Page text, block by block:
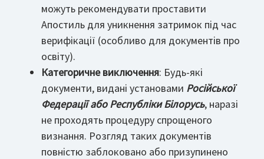
можуть рекомендувати проставити
Апостиль для уникнення затримок під час
верифікації (особливо для документів про
освіту).
Категоричне виключення: Будь-які
документи, видані установами Російської
Федерації або Республіки Білорусь, наразі
не проходять процедуру спрощеного
визнання. Розгляд таких документів
повністю заблоковано або призупинено